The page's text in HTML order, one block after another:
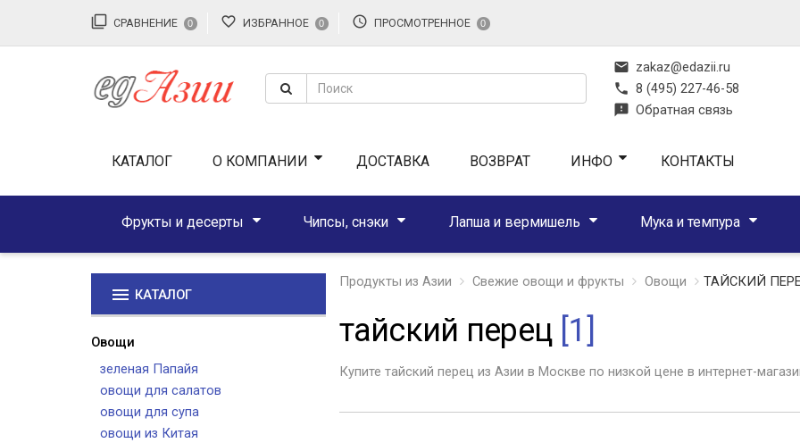
filter_none СРАВНЕНИЕ 0 favorite_border ИЗБРАННОЕ 0 access_time ПРОСМОТРЕННОЕ 0
mail zakaz@edazii.ru
phone 8 (495) 227-46-58
feedback Обратная связь
КАТАЛОГ О КОМПАНИИ ДОСТАВКА ВОЗВРАТ ИНФО КОНТАКТЫ
Фрукты и десерты Чипсы, снэки Лапша и вермишель Мука и темпура
menu КАТАЛОГ
Овощи
зеленая Папайя
овощи для салатов
овощи для супа
овощи из Китая
Продукты из Азии Свежие овощи и фрукты Овощи ТАЙСКИЙ
тайский перец[1]
Купите тайский перец из Азии в Москве по низкой цене в интернет-